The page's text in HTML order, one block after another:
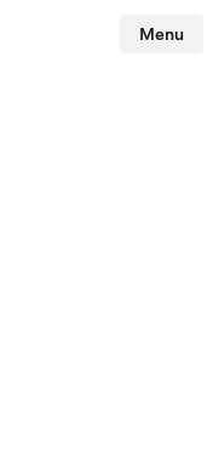
Menu